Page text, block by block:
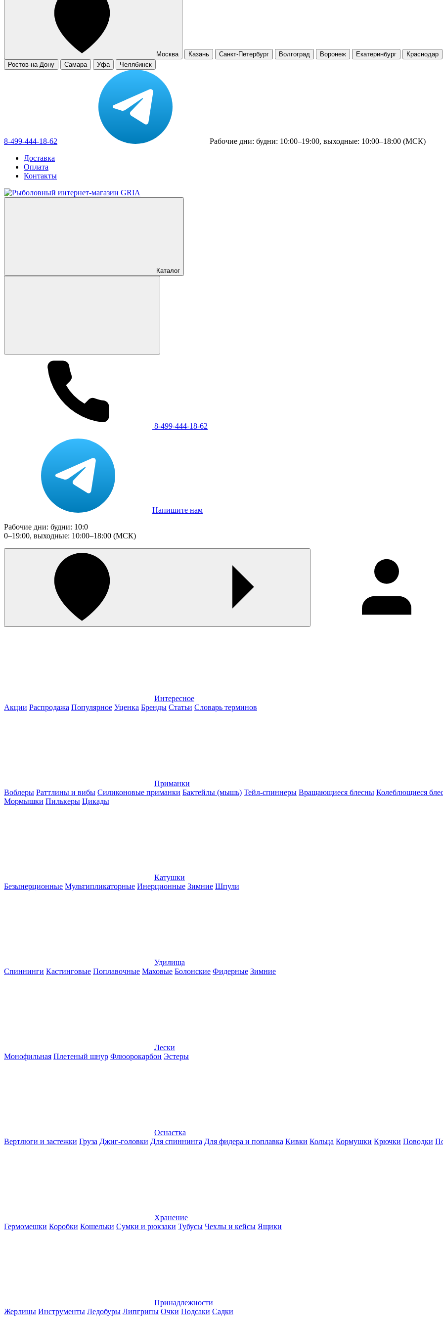
Москва Казань Санкт-Петербург Волгоград Воронеж Екатеринбург Краснодар
Ростов-на-Дону
Самара Уфа Челябинск
8-499-444-18-62
Рабочие дни: будни: 10:00–19:00, выходные: 10:00–18:00 (МСК)
Доставка
Оплата
Контакты
Каталог
8-499-444-18-62
Напишите нам
Рабочие дни: будни: 10:0
0–19:00, выходные: 10:00–18:00 (МСК)
Интересное
Акции Распродажа Популярное Уценка Бренды Статьи Словарь терминов
Приманки
Воблеры Раттлины и вибы Силиконовые приманки Бактейлы (мышь) Тейл-спиннеры Вращающиеся блесны Колеблющиеся
Мормышки Пилькеры Цикады
Катушки
Безынерционные Мультипликаторные Инерционные Зимние Шпули
Удилища
Спиннинги Кастинговые Поплавочные Маховые Болонские Фидерные Зимние
Лески
Монофильная Плетеный шнур Флюорокарбон Эстеры
Оснастка
Вертлюги и застежки Груза Джиг-головки Для спиннинга Для фидера и поплавка Кивки Кольца Кормушки Крючки Поводки
Хранение
Гермомешки Коробки Кошельки Сумки и рюкзаки Тубусы Чехлы и кейсы Ящики
Принадлежности
Жерлицы Инструменты Ледобуры Липгрипы Очки Подсаки Садки